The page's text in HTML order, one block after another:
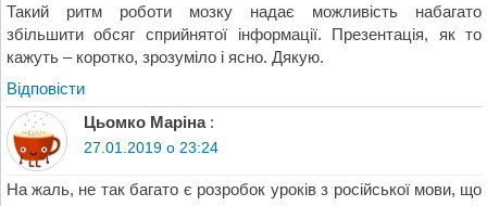
Такий ритм роботи мозку надає можливість набагато
збільшити обсяг сприйнятої інформації. Презентація, як то
кажуть – коротко, зрозуміло і ясно. Дякую.
Відповіcти
Цьомко Маріна :
27.01.2019 о 23:24
На жаль, не так багато є розробок уроків з російської мови, що